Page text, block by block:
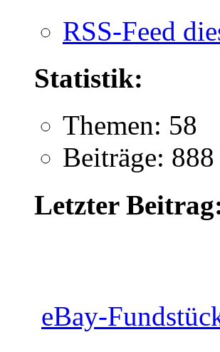
RSS-Feed
Statistik:
Themen: 58
Beiträge: 888
Letzter
eBay-